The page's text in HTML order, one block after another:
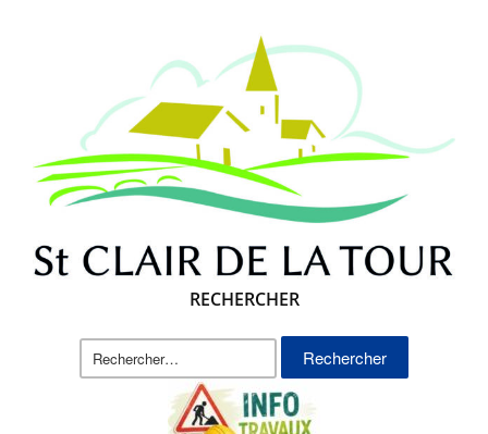
RECHERCHER
Rechercher :